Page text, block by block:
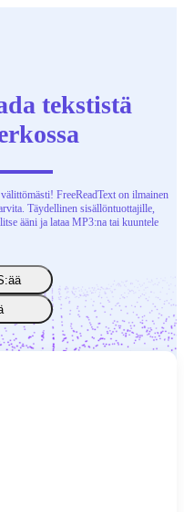
tekstistä
FreeReadText on ilmainen
Täydellinen sisällöntuottajille,
ääni ja lataa MP3:na tai kuuntele